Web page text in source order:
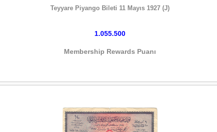
Teyyare Piyango Bileti 11 Mayıs 1927 (J)
1.055.500
Membership Rewards Puanı